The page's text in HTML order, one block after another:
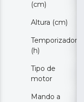
(cm)
Altura (cm)
Temporizador
(h)
Tipo de
motor
Mando a